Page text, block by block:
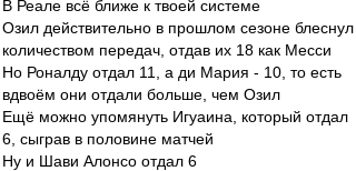
В Реале всё ближе к твоей системе
Озил действительно в прошлом сезоне блеснул
количеством передач, отдав их 18 как Месси
Но Роналду отдал 11, а ди Мария - 10, то есть
вдвоём они отдали больше, чем Озил
Ещё можно упомянуть Игуаина, который отдал
6, сыграв в половине матчей
Ну и Шави Алонсо отдал 6